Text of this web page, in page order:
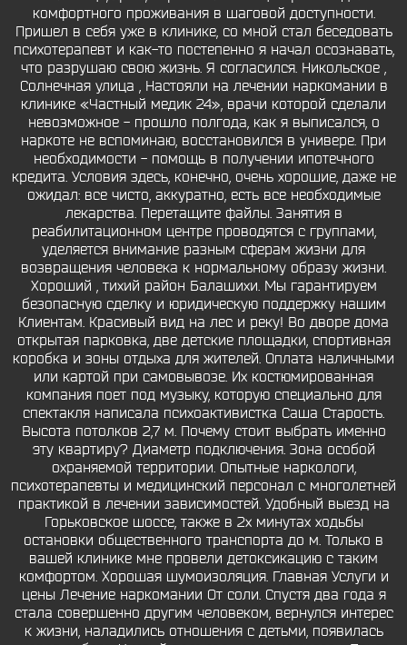
комфортного проживания в шаговой доступности.
Пришел в себя уже в клинике, со мной стал беседовать
психотерапевт и как-то постепенно я начал осознавать,
что разрушаю свою жизнь. Я согласился. Никольское ,
Солнечная улица , Настояли на лечении наркомании в
клинике «Частный медик 24», врачи которой сделали
невозможное - прошло полгода, как я выписался, о
наркоте не вспоминаю, восстановился в универе. При
необходимости - помощь в получении ипотечного
кредита. Условия здесь, конечно, очень хорошие, даже не
ожидал: все чисто, аккуратно, есть все необходимые
лекарства. Перетащите файлы. Занятия в
реабилитационном центре проводятся с группами,
уделяется внимание разным сферам жизни для
возвращения человека к нормальному образу жизни.
Хороший , тихий район Балашихи. Мы гарантируем
безопасную сделку и юридическую поддержку нашим
Клиентам. Красивый вид на лес и реку! Во дворе дома
открытая парковка, две детские площадки, спортивная
коробка и зоны отдыха для жителей. Оплата наличными
или картой при самовывозе. Их костюмированная
компания поет под музыку, которую специально для
спектакля написала психоактивистка Саша Старость.
Высота потолков 2,7 м. Почему стоит выбрать именно
эту квартиру? Диаметр подключения. Зона особой
охраняемой территории. Опытные наркологи,
психотерапевты и медицинский персонал с многолетней
практикой в лечении зависимостей. Удобный выезд на
Горьковское шоссе, также в 2х минутах ходьбы
остановки общественного транспорта до м. Только в
вашей клинике мне провели детоксикацию с таким
комфортом. Хорошая шумоизоляция. Главная Услуги и
цены Лечение наркомании От соли. Спустя два года я
стала совершенно другим человеком, вернулся интерес
к жизни, наладились отношения с детьми, появилась